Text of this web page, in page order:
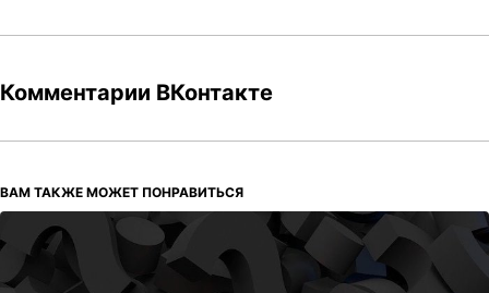
Комментарии ВКонтакте
ВАМ ТАКЖЕ МОЖЕТ ПОНРАВИТЬСЯ